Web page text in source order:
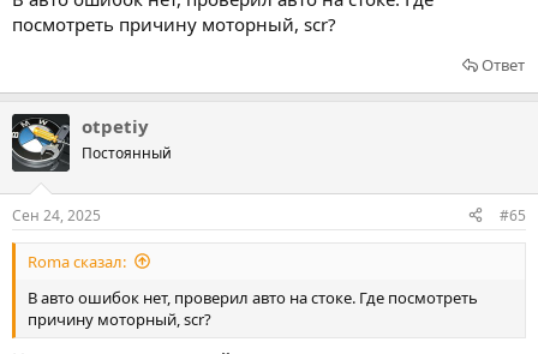
посмотреть причину моторный, scr?
Ответ
otpetiy
Постоянный
Сен 24, 2025 #65
Roma сказал:
В авто ошибок нет, проверил авто на стоке. Где посмотреть
причину моторный, scr?